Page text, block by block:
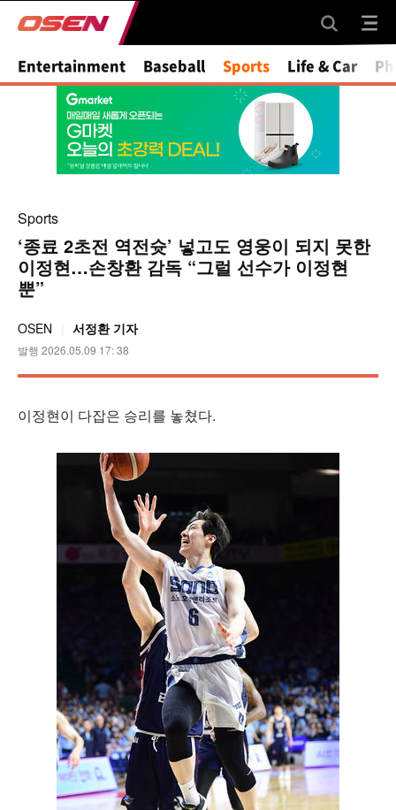
Mute
Entertainment Baseball Sports Life & Car
Sports
‘종료 2초전 역전슛’ 넣고도 영웅이 되지 못한
이정현…손창환 감독 “그럴 선수가 이정현
뿐”
OSEN 서정환 기자
발행 2026.05.09 17: 38
이정현이 다잡은 승리를 놓쳤다.